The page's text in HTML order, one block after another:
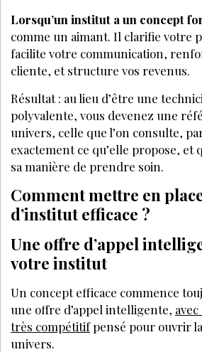
Lorsqu’un institut a un concept
comme un aimant. Il clarifie votre
facilite votre communication,
cliente, et structure vos revenus.
Résultat : au lieu d’être une
polyvalente, vous devenez une
univers, celle que l’on consulte,
exactement ce qu’elle propose, et
sa manière de prendre soin.
Comment mettre en
d’institut efficace ?
Une offre d’appel
votre institut
Un concept efficace commence
une offre d’appel intelligente,
très compétitifpensé pour ouvrir
univers.